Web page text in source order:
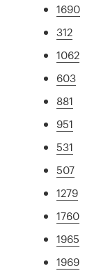
1690
312
1062
603
881
951
531
507
1279
1760
1965
1969